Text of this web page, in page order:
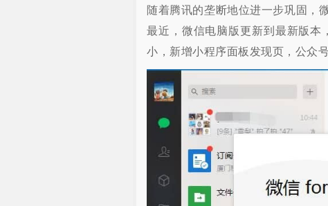
随着腾讯的垄断地位进一步巩固，
最近，微信电脑版更新到最新版本
小，新增小程序面板发现页，公众